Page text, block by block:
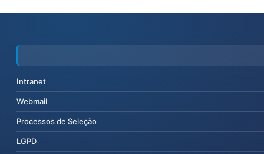
Intranet
Webmail
Processos de Seleção
LGPD